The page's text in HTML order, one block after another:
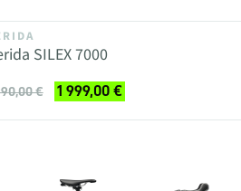
SILEX 7000
€ 1 999,00 €